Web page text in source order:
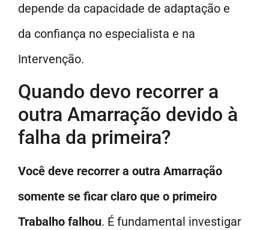
depende da capacidade de adaptação e
da confiança no especialista e na
Intervenção.
Quando devo recorrer a
outra Amarração devido à
falha da primeira?
Você deve recorrer a outra Amarração
somente se ficar claro que o primeiro
Trabalho falhou. É fundamental investigar